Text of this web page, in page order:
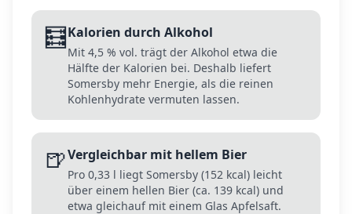
🧮Kalorien durch Alkohol
Mit 4,5 % vol. trägt der Alkohol etwa die
Hälfte der Kalorien bei. Deshalb liefert
Somersby mehr Energie, als die reinen
Kohlenhydrate vermuten lassen.
🍺Vergleichbar mit hellem Bier
Pro 0,33 l liegt Somersby (152 kcal) leicht
über einem hellen Bier (ca. 139 kcal) und
etwa gleichauf mit einem Glas Apfelsaft.